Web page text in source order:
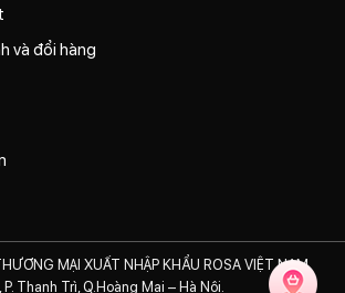
và đổi hàng
MẠI XUẤT NHẬP KHẨU ROSA VIỆT NAM
Thanh Trì, Q.Hoàng Mai – Hà Nội.